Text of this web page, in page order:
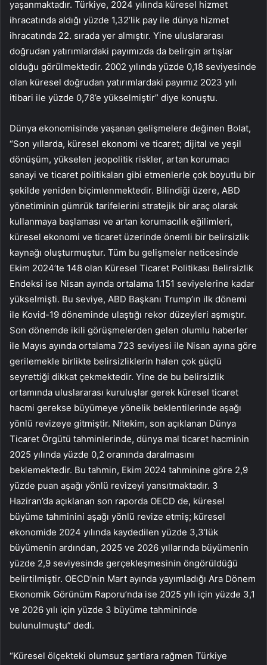
yaşanmaktadır. Türkiye, 2024 yılında küresel hizmet
ihracatında aldığı yüzde 1,32’lik pay ile dünya hizmet
ihracatında 22. sırada yer almıştır. Yine uluslararası
doğrudan yatırımlardaki payımızda da belirgin artışlar
olduğu görülmektedir. 2002 yılında yüzde 0,18 seviyesinde
olan küresel doğrudan yatırımlardaki payımız 2023 yılı
itibari ile yüzde 0,78’e yükselmiştir” diye konuştu.
Dünya ekonomisinde yaşanan gelişmelere değinen Bolat,
“Son yıllarda, küresel ekonomi ve ticaret; dijital ve yeşil
dönüşüm, yükselen jeopolitik riskler, artan korumacı
sanayi ve ticaret politikaları gibi etmenlerle çok boyutlu bir
şekilde yeniden biçimlenmektedir. Bilindiği üzere, ABD
yönetiminin gümrük tarifelerini stratejik bir araç olarak
kullanmaya başlaması ve artan korumacılık eğilimleri,
küresel ekonomi ve ticaret üzerinde önemli bir belirsizlik
kaynağı oluşturmuştur. Tüm bu gelişmeler neticesinde
Ekim 2024’te 148 olan Küresel Ticaret Politikası Belirsizlik
Endeksi ise Nisan ayında ortalama 1.151 seviyelerine kadar
yükselmişti. Bu seviye, ABD Başkanı Trump’ın ilk dönemi
ile Kovid-19 döneminde ulaştığı rekor düzeyleri aşmıştır.
Son dönemde ikili görüşmelerden gelen olumlu haberler
ile Mayıs ayında ortalama 723 seviyesi ile Nisan ayına göre
gerilemekle birlikte belirsizliklerin halen çok güçlü
seyrettiği dikkat çekmektedir. Yine de bu belirsizlik
ortamında uluslararası kuruluşlar gerek küresel ticaret
hacmi gerekse büyümeye yönelik beklentilerinde aşağı
yönlü revizeye gitmiştir. Nitekim, son açıklanan Dünya
Ticaret Örgütü tahminlerinde, dünya mal ticaret hacminin
2025 yılında yüzde 0,2 oranında daralmasını
beklemektedir. Bu tahmin, Ekim 2024 tahminine göre 2,9
yüzde puan aşağı yönlü revizeyi yansıtmaktadır. 3
Haziran’da açıklanan son raporda OECD de, küresel
büyüme tahminini aşağı yönlü revize etmiş; küresel
ekonomide 2024 yılında kaydedilen yüzde 3,3’lük
büyümenin ardından, 2025 ve 2026 yıllarında büyümenin
yüzde 2,9 seviyesinde gerçekleşmesinin öngörüldüğü
belirtilmiştir. OECD’nin Mart ayında yayımladığı Ara Dönem
Ekonomik Görünüm Raporu’nda ise 2025 yılı için yüzde 3,1
ve 2026 yılı için yüzde 3 büyüme tahmininde
bulunulmuştu” dedi.
“Küresel ölçekteki olumsuz şartlara rağmen Türkiye